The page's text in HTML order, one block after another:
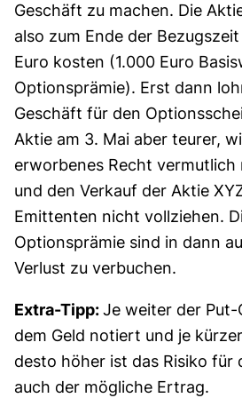
Geschäft zu machen. Die
also zum Ende der
Euro kosten (1.000 Euro
Optionsprämie). Erst dann
Geschäft für den
Aktie am 3. Mai aber teurer,
erworbenes Recht
und den Verkauf der Aktie
Emittenten nicht vollziehen.
Optionsprämie sind in dann
Verlust zu verbuchen.
Extra-Tipp:Je weiter der
dem Geld notiert und je
desto höher ist das Risiko für
auch der mögliche Ertrag.